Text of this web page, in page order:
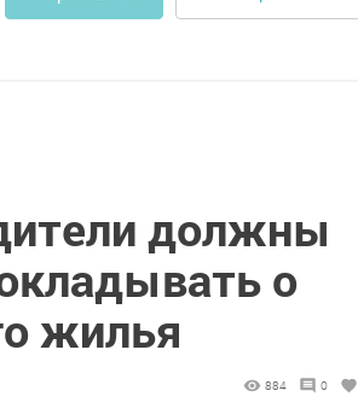
должны
о
жилья
884 0